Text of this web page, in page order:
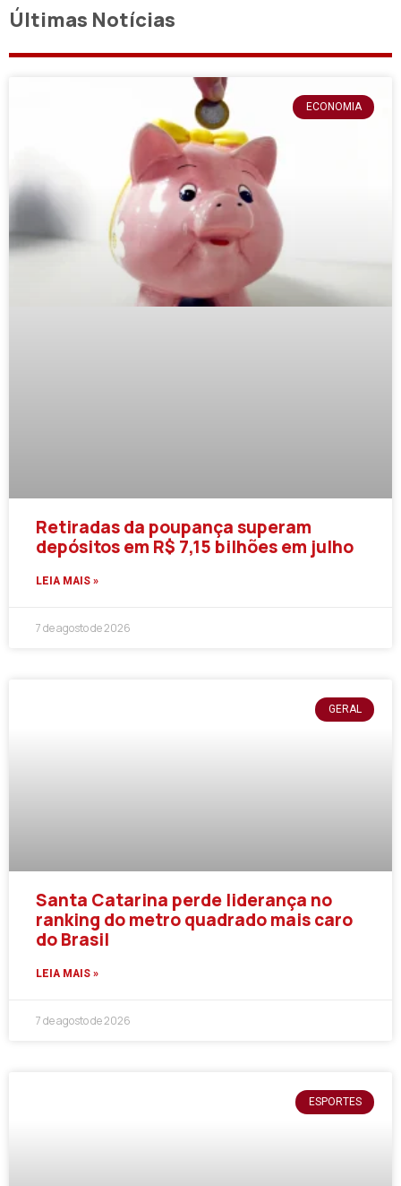
Últimas Notícias
ECONOMIA
Retiradas da poupança superam
depósitos em R$ 7,15 bilhões em julho
LEIA MAIS »
7 de agosto de 2026
GERAL
Santa Catarina perde liderança no
ranking do metro quadrado mais caro
do Brasil
LEIA MAIS »
7 de agosto de 2026
ESPORTES